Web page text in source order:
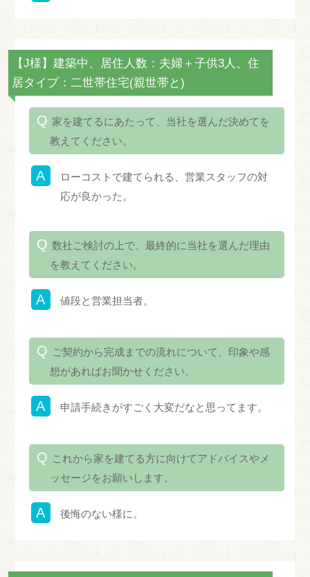
【J様】建築中、居住人数：夫婦＋子供3人、住
居タイプ：二世帯住宅(親世帯と)
家を建てるにあたって、当社を選んだ決めてを
教えてください。
ローコストで建てられる、営業スタッフの対
応が良かった。
数社ご検討の上で、最終的に当社を選んだ理由
を教えてください。
値段と営業担当者。
ご契約から完成までの流れについて、印象や感
想があればお聞かせください。
申請手続きがすごく大変だなと思ってます。
これから家を建てる方に向けてアドバイスやメ
ッセージをお願いします。
後悔のない様に。